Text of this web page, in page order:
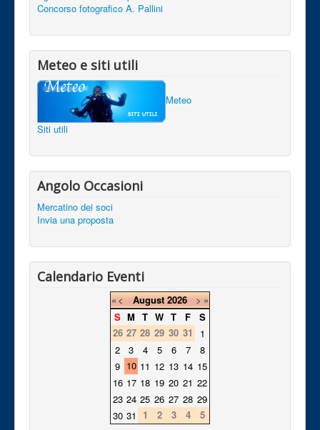
Concorso fotografico A. Pallini
Meteo e siti utili
Meteo
Siti utili
Angolo Occasioni
Mercatino dei soci
Invia una proposta
Calendario Eventi
«< August 2026 >»
S M T W T F
S
26 27 28 29 30 31
1
2
3 4 5 6 7
8
9 10 11 12 13 14 15
16 17 18 19 20 21 22
23 24 25 26 27 28 29
30 31 1 2 3 4 5